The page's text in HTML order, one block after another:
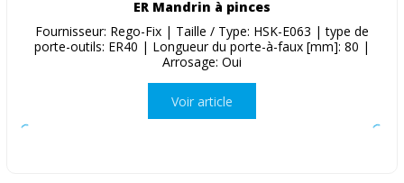
ER Mandrin à pinces
Fournisseur: Rego-Fix | Taille / Type: HSK-E063 | type de
porte-outils: ER40 | Longueur du porte-à-faux [mm]: 80 |
Arrosage: Oui
Voir article